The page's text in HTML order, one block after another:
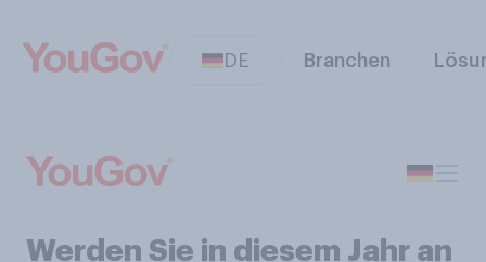
DE Branchen
Werden Sie in diesem Jahr an